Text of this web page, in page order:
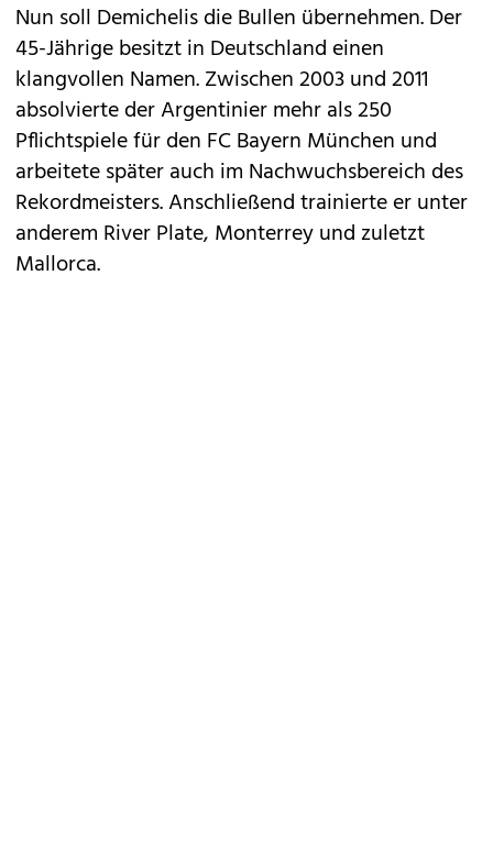
Nun soll Demichelis die Bullen übernehmen. Der
45-Jährige besitzt in Deutschland einen
klangvollen Namen. Zwischen 2003 und 2011
absolvierte der Argentinier mehr als 250
Pflichtspiele für den FC Bayern München und
arbeitete später auch im Nachwuchsbereich des
Rekordmeisters. Anschließend trainierte er unter
anderem River Plate, Monterrey und zuletzt
Mallorca.